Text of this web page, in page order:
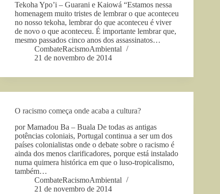
Tekoha Ypo’i – Guarani e Kaiowá “Estamos nessa
homenagem muito tristes de lembrar o que aconteceu
no nosso tekoha, lembrar do que aconteceu é viver
de novo o que aconteceu. É importante lembrar que,
mesmo passados cinco anos dos assassinatos…
CombateRacismoAmbiental
21 de novembro de 2014
O racismo começa onde acaba a cultura?
por Mamadou Ba – Buala De todas as antigas
potências coloniais, Portugal continua a ser um dos
países colonialistas onde o debate sobre o racismo é
ainda dos menos clarificadores, porque está instalado
numa quimera histórica em que o luso-tropicalismo,
também…
CombateRacismoAmbiental
21 de novembro de 2014